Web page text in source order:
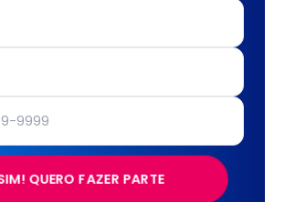
QUERO FAZER PARTE